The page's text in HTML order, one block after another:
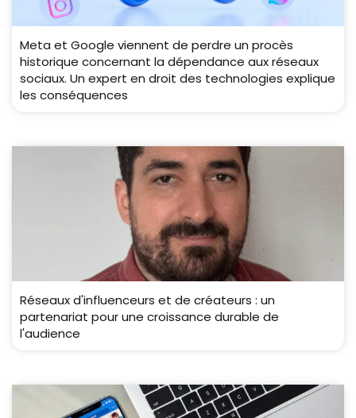
Meta et Google viennent de perdre un procès
historique concernant la dépendance aux réseaux
sociaux. Un expert en droit des technologies explique
les conséquences
Réseaux d'influenceurs et de créateurs : un
partenariat pour une croissance durable de
l'audience